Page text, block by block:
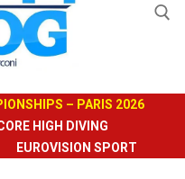
– PARIS 2026
HIGH DIVING
EUROVISION SPORT